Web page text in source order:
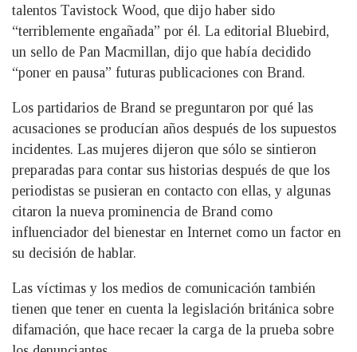
talentos Tavistock Wood, que dijo haber sido
“terriblemente engañada” por él. La editorial Bluebird,
un sello de Pan Macmillan, dijo que había decidido
“poner en pausa” futuras publicaciones con Brand.
Los partidarios de Brand se preguntaron por qué las
acusaciones se producían años después de los supuestos
incidentes. Las mujeres dijeron que sólo se sintieron
preparadas para contar sus historias después de que los
periodistas se pusieran en contacto con ellas, y algunas
citaron la nueva prominencia de Brand como
influenciador del bienestar en Internet como un factor en
su decisión de hablar.
Las víctimas y los medios de comunicación también
tienen que tener en cuenta la legislación británica sobre
difamación, que hace recaer la carga de la prueba sobre